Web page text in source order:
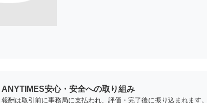
ANYTIMES安心・安全への取り組み
報酬は取引前に事務局に支払われ、評価・完了後に振り込まれます。